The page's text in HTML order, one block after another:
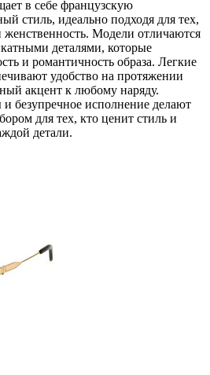
в себе французскую
стиль, идеально подходя для тех,
женственность. Модели отличаются
деталями, которые
и романтичность образа. Легкие
удобство на протяжении
акцент к любому наряду.
безупречное исполнение делают
для тех, кто ценит стиль и
детали.